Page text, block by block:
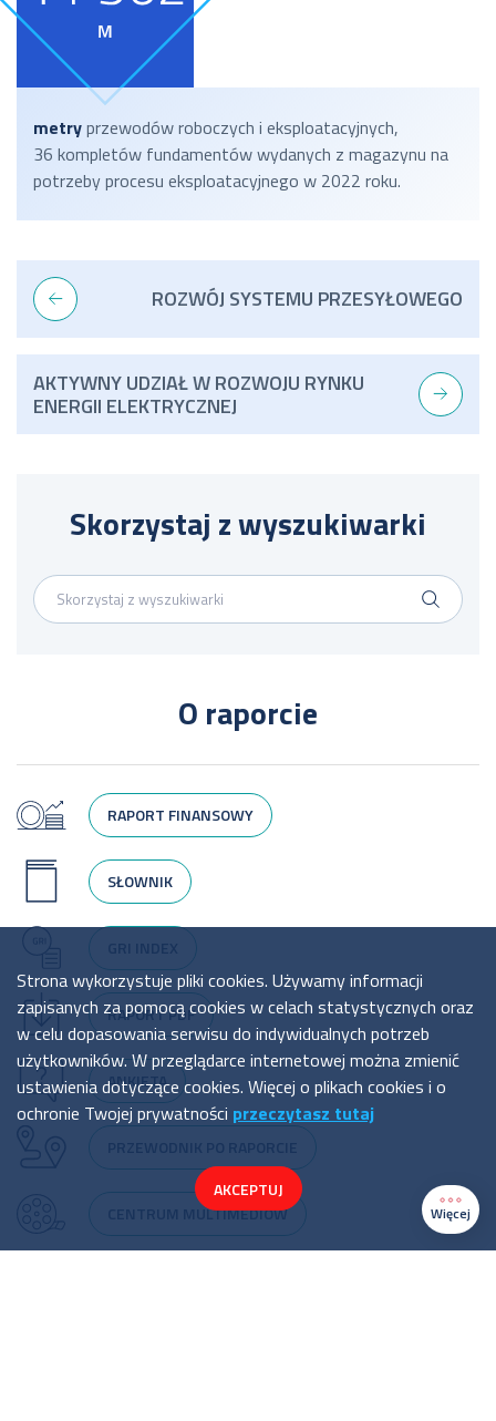
metryprzewodów roboczych i eksploatacyjnych,
36 kompletów fundamentów wydanych z magazynu na
potrzeby procesu eksploatacyjnego w 2022 roku.
ROZWÓJ SYSTEMU PRZESYŁOWEGO
AKTYWNY UDZIAŁ W ROZWOJU RYNKU
ENERGII ELEKTRYCZNEJ
Skorzystaj z wyszukiwarki
O raporcie
RAPORT FINANSOWY
SŁOWNIK
RAPORT PDF
ANKIETA
CENTRUM MULTIMEDIÓW Więcej
Strona wykorzystuje pliki cookies. Używamy informacji
zapisanych za pomocą cookies w celach statystycznych oraz
w celu dopasowania serwisu do indywidualnych potrzeb
użytkowników. W przeglądarce internetowej można zmienić
ustawienia dotyczące cookies. Więcej o plikach cookies i o
ochronie Twojej prywatności przeczytasz tutaj
AKCEPTUJ